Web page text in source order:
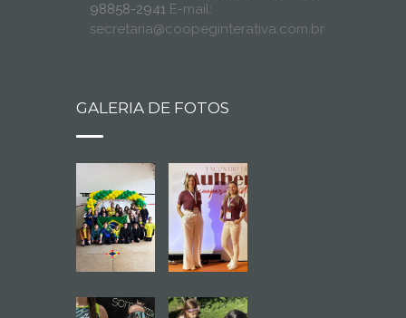
98858-2941 E-mail:
secretaria@coopeginterativa.com.br
GALERIA DE FOTOS